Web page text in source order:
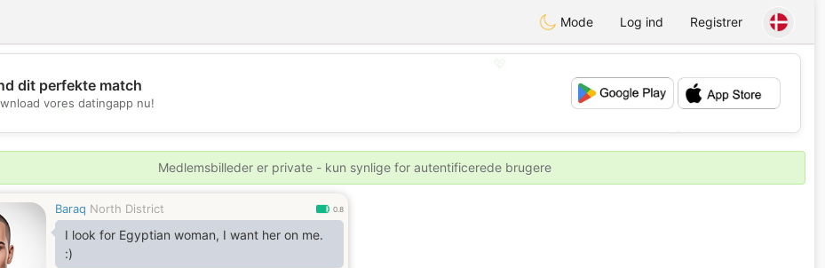
Mode Log ind Registrer
💖
💕
💕
dit perfekte match
vores datingapp nu!
Medlemsbilleder er private - kun synlige for autentificerede brugere
Baraq North District 0.8
I look for Egyptian woman, I want her on me.
:)